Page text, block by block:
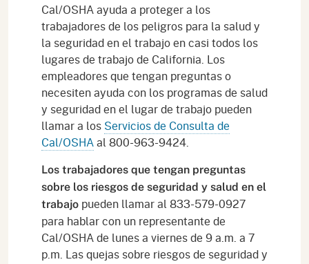
Cal/OSHA ayuda a proteger a los
trabajadores de los peligros para la salud y
la seguridad en el trabajo en casi todos los
lugares de trabajo de California. Los
empleadores que tengan preguntas o
necesiten ayuda con los programas de salud
y seguridad en el lugar de trabajo pueden
llamar a los Servicios de Consulta de
Cal/OSHAal 800-963-9424.
Los trabajadores que tengan preguntas
sobre los riesgos de seguridad y salud en el
trabajo pueden llamar al 833-579-0927
para hablar con un representante de
Cal/OSHA de lunes a viernes de 9 a.m. a 7
p.m. Las quejas sobre riesgos de seguridad y